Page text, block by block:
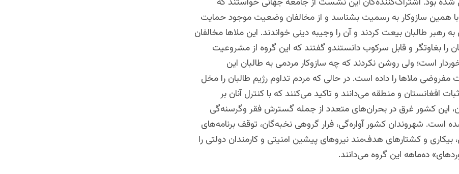
با همین سازوکار به رسمیت بشناسد و از مخالفان وضعیت موجود حمایت
به رهبر طالبان بیعت کردند و آن را وجیبه دینی خواندند. این ملاها‌ مخالفان
را بغاوتگر و قابل سرکوب دانستندو گفتند که این گروه از مشروعیت
است؛ ولی روشن نکردند که چه سازوکار مردمی به طالبان این
ملاها را داده‌ است. در حالی‌ که مردم تداوم رژیم طالبان را مخل
افغانستان و منطقه می‌دانند و تاکید می‌کنند که با کنترل آنان بر
این کشور غرق در بحران‌های متعدد از جمله گسترش فقر وگرسنه‌گی
است. شهروندان کشور آواره‌گی، فرار گروهی نخبه‌گان، توقف برنامه‌های
بیکاری و کشتارهای هدف‌مند نیروهای پیشین امنیتی و کارمندان دولتی را
ده‌ماهه این گروه می‌دانند.